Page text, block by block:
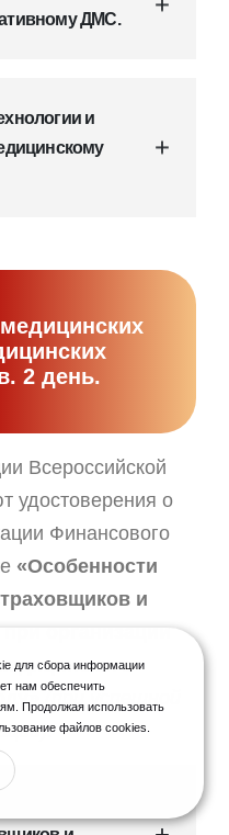
ДМС.
и
2 день.
Всероссийской
удостоверения о
Финансового
«Особенности
и
(при успешной
.
для сбора информации
нам обеспечить
Продолжая использовать
файлов cookies.